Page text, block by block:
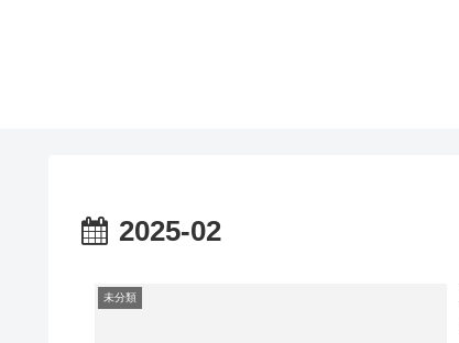
2025-02
未分類